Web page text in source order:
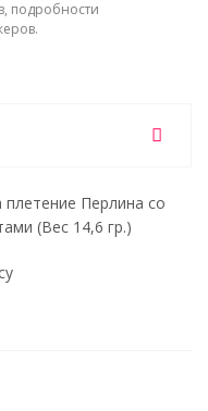
подробности
Перлина со
(Вес 14,6 гр.)